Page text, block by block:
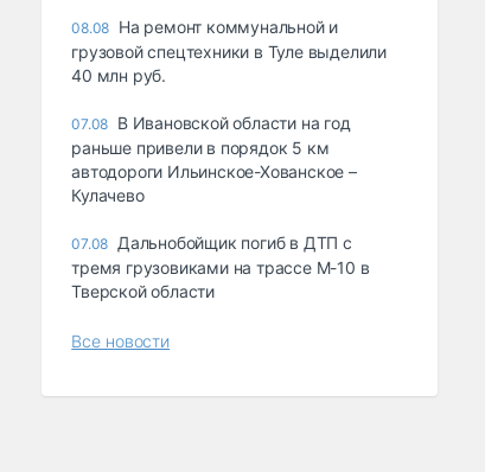
08.08 На ремонт коммунальной и
грузовой спецтехники в Туле выделили
40 млн руб.
07.08 В Ивановской области на год
раньше привели в порядок 5 км
автодороги Ильинское-Хованское –
Кулачево
07.08 Дальнобойщик погиб в ДТП с
тремя грузовиками на трассе М-10 в
Тверской области
Все новости